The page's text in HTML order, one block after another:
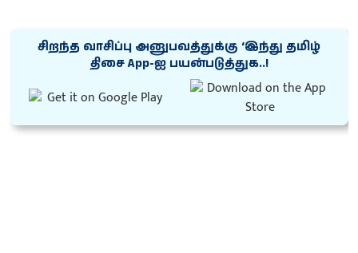
சிறந்த வாசிப்பு அனுபவத்துக்கு ‘இந்து தமிழ்
திசை App-ஐ பயன்படுத்துக..!